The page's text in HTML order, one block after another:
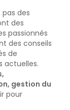
des
des
passionnés
des conseils
de
actuelles.
gestion du
pour